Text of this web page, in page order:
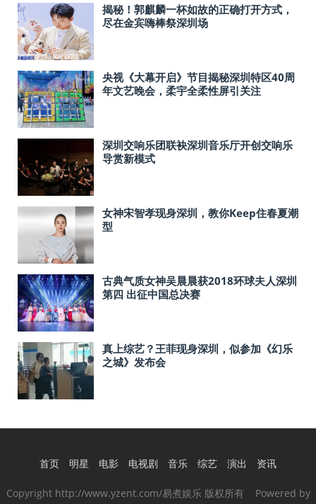
揭秘！郭麒麟一杯如故的正确打开方式，
尽在金宾嗨棒祭深圳场
央视《大幕开启》节目揭秘深圳特区40周
年文艺晚会，柔宇全柔性屏引关注
深圳交响乐团联袂深圳音乐厅开创交响乐
导赏新模式
女神宋智孝现身深圳，教你Keep住春夏潮
型
古典气质女神吴晨晨获2018环球夫人深圳
第四 出征中国总决赛
真上综艺？王菲现身深圳，似参加《幻乐
之城》发布会
首页 明星 电影 电视剧 音乐 综艺 演出 资讯
Copyright http://www.yzent.com/易煮娱乐 版权所有 Powered by